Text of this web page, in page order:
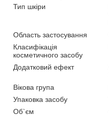
Тип шкіри
Область застосування
Класифікація
косметичного засобу
Додатковий ефект
Вікова група
Упаковка засобу
Об`єм